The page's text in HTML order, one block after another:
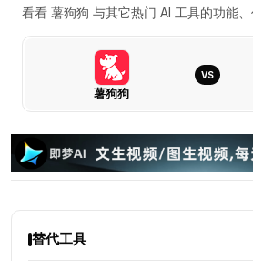
替代工具
看看 薯狗狗 与其它热门 AI 工具的功能、
薯狗狗
VS
狗
狗
功
能、